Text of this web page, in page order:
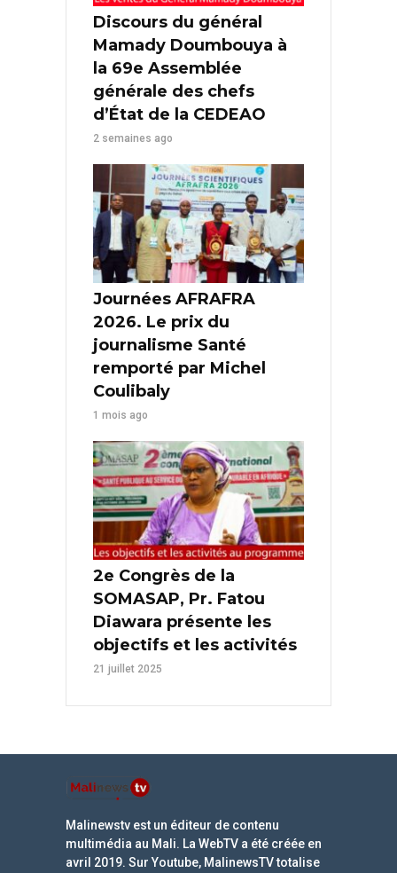
Discours du général
Mamady Doumbouya à
la 69e Assemblée
générale des chefs
d’État de la CEDEAO
2 semaines ago
Journées AFRAFRA
2026. Le prix du
journalisme Santé
remporté par Michel
Coulibaly
1 mois ago
2e Congrès de la
SOMASAP, Pr. Fatou
Diawara présente les
objectifs et les activités
21 juillet 2025
Malinewstv est un éditeur de contenu
multimédia au Mali. La WebTV a été créée en
avril 2019. Sur Youtube, MalinewsTV totalise